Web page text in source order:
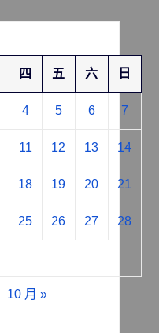
四 五 六 日
4 5 6 7
11 12 13 14
18 19 20 21
25 26 27 28
10 月 »